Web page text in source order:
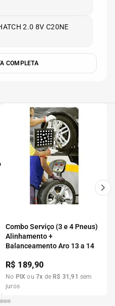
2.0 8V C20NE
COMPLETA
Combo Serviço (3 e 4 Pneus)
Alinhamento +
Balanceamento Aro 13 a 14
R$ 189,90
No PIX ou7x de R$ 31 ,91 sem
juros